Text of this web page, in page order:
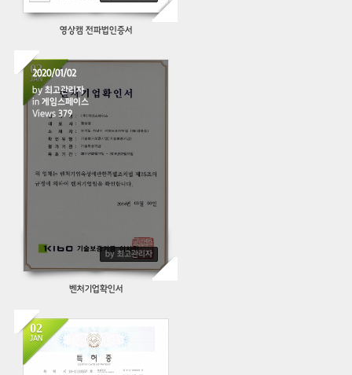
영상캠 전파법인증서
02
JAN
by 최고관리자
2020/01/02
by최고관리자
in게임스페이스
Views379
벤처기업확인서
02
JAN